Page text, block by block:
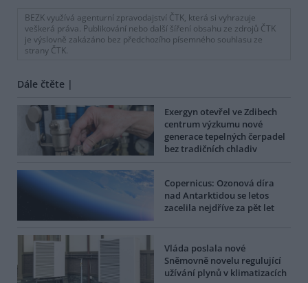
BEZK využívá agenturní zpravodajství ČTK, která si vyhrazuje
veškerá práva. Publikování nebo další šíření obsahu ze zdrojů ČTK
je výslovně zakázáno bez předchozího písemného souhlasu ze
strany ČTK.
Dále čtěte |
Exergyn otevřel ve Zdibech
centrum výzkumu nové
generace tepelných čerpadel
bez tradičních chladiv
Copernicus: Ozonová díra
nad Antarktidou se letos
zacelila nejdříve za pět let
Vláda poslala nové
Sněmovně novelu regulující
užívání plynů v klimatizacích